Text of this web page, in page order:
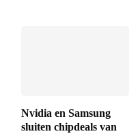
Nvidia en Samsung
sluiten chipdeals van